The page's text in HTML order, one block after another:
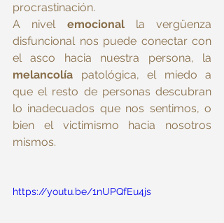
procrastinación.
A nivel emocional la vergüenza
disfuncional nos puede conectar con
melancolía patológica, el miedo a
que el resto de personas descubran
lo inadecuados que nos sentimos, o
bien el victimismo hacia nosotros
mismos.
https://youtu.be/1nUPQfEu4js